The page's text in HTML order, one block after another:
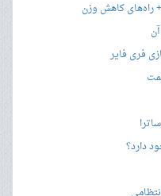
راه‌های کاهش وزن
فری فایر
دارد؟